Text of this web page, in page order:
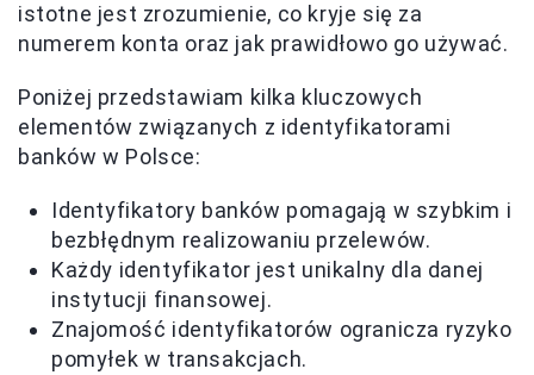
istotne jest zrozumienie, co kryje się za
numerem konta oraz jak prawidłowo go używać.
Poniżej przedstawiam kilka kluczowych
elementów związanych z identyfikatorami
banków w Polsce:
Identyfikatory banków pomagają w szybkim i
bezbłędnym realizowaniu przelewów.
Każdy identyfikator jest unikalny dla danej
instytucji finansowej.
Znajomość identyfikatorów ogranicza ryzyko
pomyłek w transakcjach.